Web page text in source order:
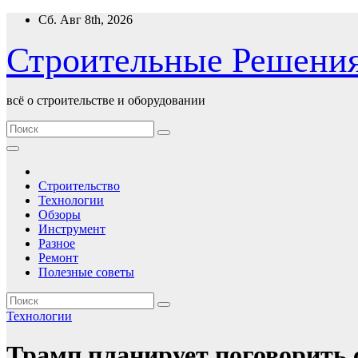
Перейти
содержимому
Сб. Авг 8th, 2026
Строительные
всё о строительстве и оборудовании
Строительство
Технологии
Обзоры
Инструмент
Разное
Ремонт
Полезные советы
Технологии